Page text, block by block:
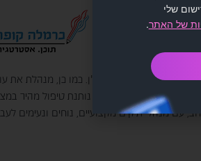
בתחומי הפיתוח והנדל"ן. כמו כן, מנהלת את
של כ-11 שנה, מדובר בחברה עם רמת שירות וזמינות גבוהה מאוד ואדיבה. נותנת
עם מנהלי תיקים מקצועיים, נוחים ונעימים
שלי
של האתר.